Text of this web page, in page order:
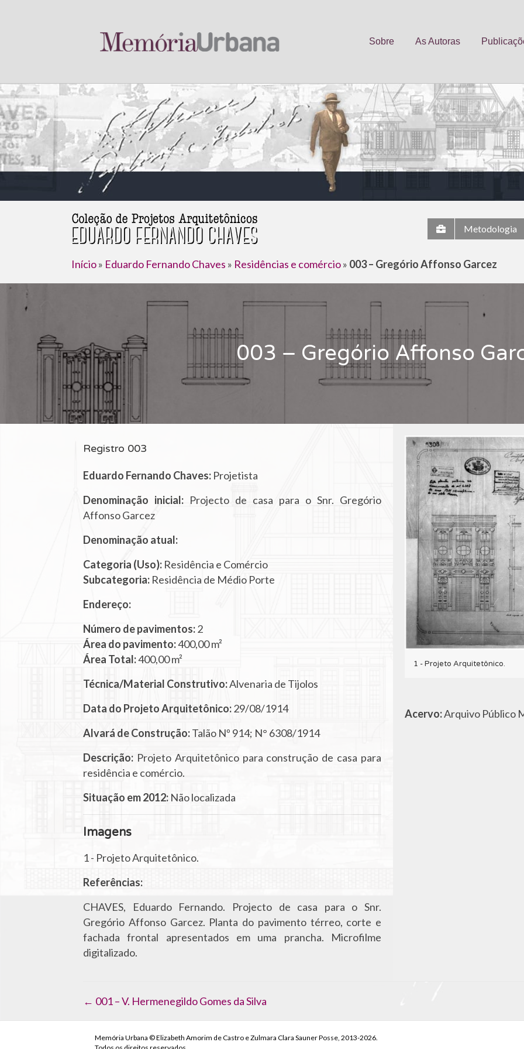
Sobre As Autoras
Metodologia
Início» Eduardo Fernando Chaves » Residências e comércio» 003 – Gregório Affonso Garcez
003 – Gregório Affonso
Registro 003
Eduardo Fernando Chaves: Projetista
Denominação inicial: Projecto de casa para o Snr. Gregório
Affonso Garcez
Denominação atual:
Categoria (Uso): Residência e Comércio
Subcategoria: Residência de Médio Porte
Endereço:
Número de pavimentos:2
Área do pavimento:400,00 m²
Área Total:400,00 m²
Técnica/Material Construtivo:Alvenaria de Tijolos
Data do Projeto Arquitetônico:29/08/1914
Alvará de Construção:Talão Nº 914; N° 6308/1914
Descrição: Projeto Arquitetônico para construção de casa para
residência e comércio.
Situação em 2012: Não localizada
Imagens
1 - Projeto Arquitetônico.
Referências:
CHAVES, Eduardo Fernando. Projecto de casa para o Snr.
Gregório Affonso Garcez. Planta do pavimento térreo, corte e
fachada frontal apresentados em uma prancha. Microfilme
digitalizado.
1 - Projeto Arquitetônico.
Acervo:Arquivo Público
Navegação
de
Post
← 001 – V. Hermenegildo Gomes da Silva
Memória Urbana © Elizabeth Amorim de Castro e Zulmara Clara Sauner Posse, 2013-2026.